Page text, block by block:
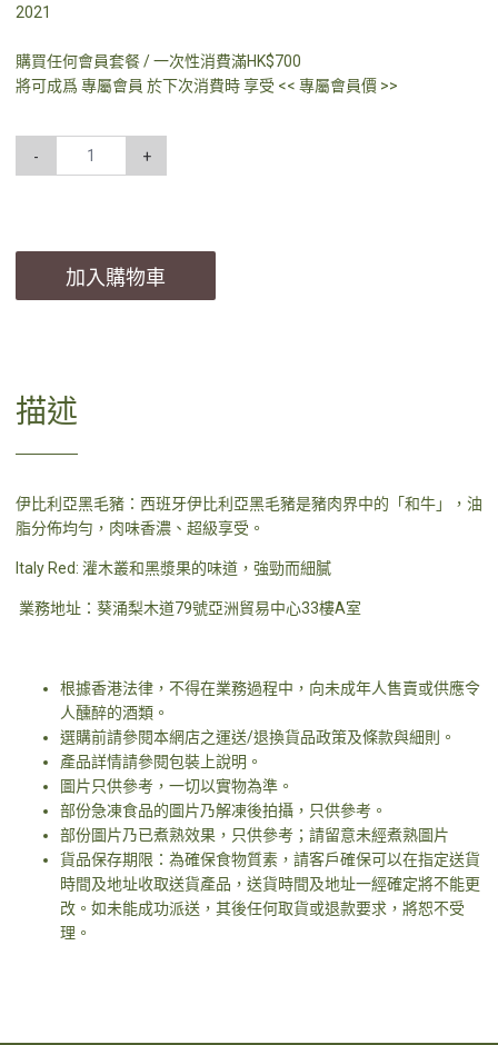
2021
購買任何會員套餐 / 一次性消費滿HK$700
將可成爲 專屬會員 於下次消費時 享受 << 專屬會員價 >>
- +
加入購物車
描述
伊比利亞黑毛豬：西班牙伊比利亞黑毛豬是豬肉界中的「和牛」，油
脂分佈均勻，肉味香濃、超級享受。
Italy Red: 灌木叢和黑漿果的味道，強勁而細膩
業務地址：葵涌梨木道79號亞洲貿易中心33樓A室
根據香港法律，不得在業務過程中，向未成年人售賣或供應令
人醺醉的酒類。
選購前請參閱本網店之運送/退換貨品政策及條款與細則。
產品詳情請參閱包裝上說明。
圖片只供參考，一切以實物為準。
部份急凍食品的圖片乃解凍後拍攝，只供參考。
部份圖片乃已煮熟效果，只供參考；請留意未經煮熟圖片
貨品保存期限：為確保食物質素，請客戶確保可以在指定送貨
時間及地址收取送貨產品，送貨時間及地址一經確定將不能更
改。如未能成功派送，其後任何取貨或退款要求，將恕不受
理。